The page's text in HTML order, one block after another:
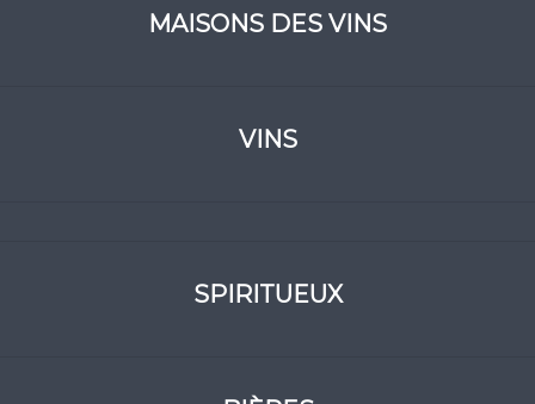
MAISONS DES VINS
VINS
SPIRITUEUX